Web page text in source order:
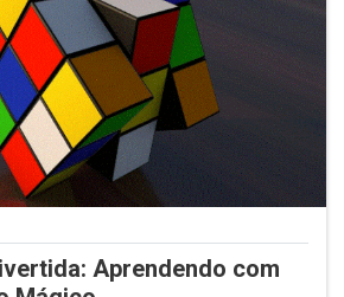
Aprendendo com